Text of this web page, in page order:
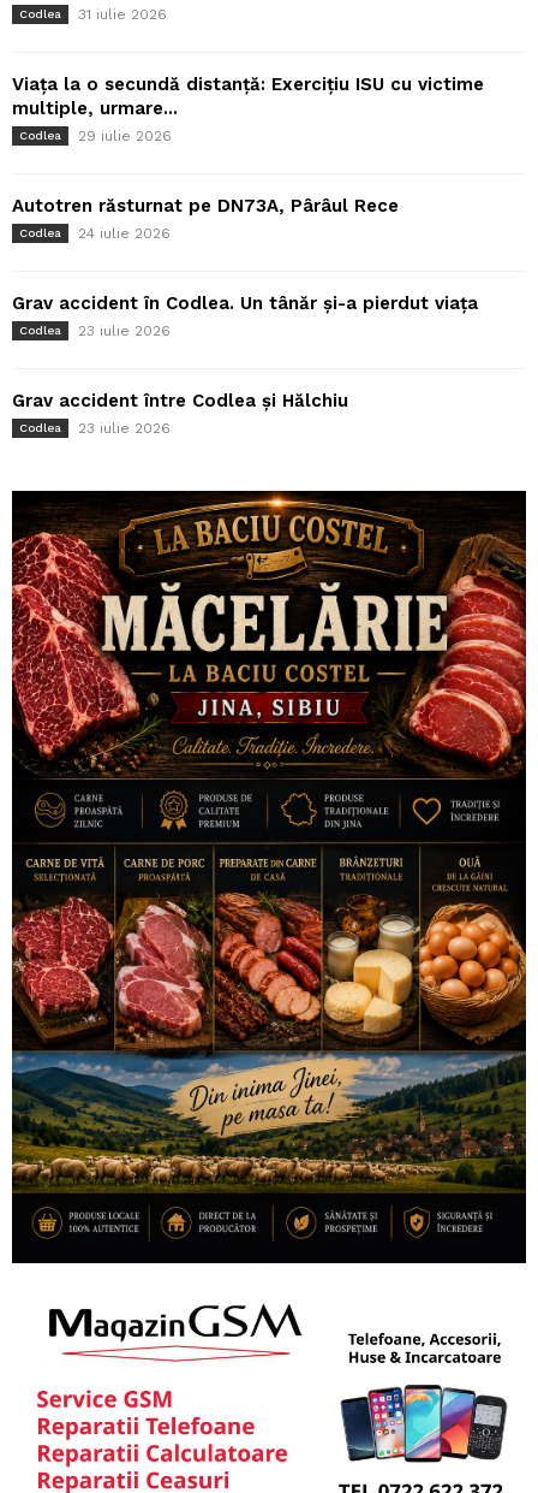
Codlea 31 iulie 2026
Viața la o secundă distanță: Exercițiu ISU cu victime
multiple, urmare...
Codlea 29 iulie 2026
Autotren răsturnat pe DN73A, Pârâul Rece
Codlea 24 iulie 2026
Grav accident în Codlea. Un tânăr și-a pierdut viața
Codlea 23 iulie 2026
Grav accident între Codlea și Hălchiu
Codlea 23 iulie 2026